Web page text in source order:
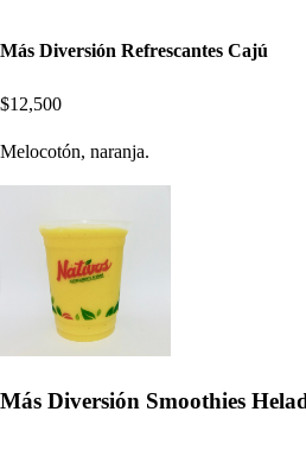
Más Diversión Refrescantes Cajú
$12,500
Melocotón, naranja.
Más Diversión Smoothies